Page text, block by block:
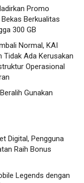
Promo
Berkualitas
300 GB
Normal, KAI
Tidak Ada Kerusakan
Operasional
Gunakan
Digital, Pengguna
Raih Bonus
Legends dengan